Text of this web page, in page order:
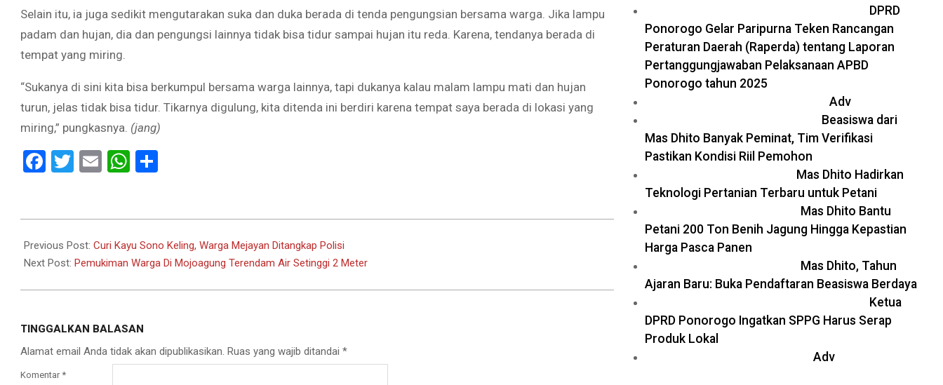
Selain itu, ia juga sedikit mengutarakan suka dan duka berada di tenda pengungsian bersama warga. Jika lampu
padam dan hujan, dia dan pengungsi lainnya tidak bisa tidur sampai hujan itu reda. Karena, tendanya berada di
tempat yang miring.
“Sukanya di sini kita bisa berkumpul bersama warga lainnya, tapi dukanya kalau malam lampu mati dan hujan
turun, jelas tidak bisa tidur. Tikarnya digulung, kita ditenda ini berdiri karena tempat saya berada di lokasi yang
miring,” pungkasnya. (jang)
Facebook
Twitter
EmailWhatsApp
02-
09
Previous Post: Curi Kayu Sono Keling, Warga Mejayan Ditangkap Polisi
Next Post: Pemukiman Warga Di Mojoagung Terendam Air Setinggi 2 Meter
TINGGALKAN BALASAN
Alamat email Anda tidak akan dipublikasikan. Ruas yang wajib ditandai *
Komentar *
DPRD
Ponorogo Gelar Paripurna Teken Rancangan
Peraturan Daerah (Raperda) tentang Laporan
Pertanggungjawaban Pelaksanaan APBD
Ponorogo tahun 2025
Adv
Beasiswa dari
Mas Dhito Banyak Peminat, Tim Verifikasi
Pastikan Kondisi Riil Pemohon
Mas Dhito Hadirkan
Teknologi Pertanian Terbaru untuk Petani
Mas Dhito Bantu
Petani 200 Ton Benih Jagung Hingga Kepastian
Harga Pasca Panen
Mas Dhito, Tahun
Ajaran Baru: Buka Pendaftaran Beasiswa Berdaya
Ketua
DPRD Ponorogo Ingatkan SPPG Harus Serap
Produk Lokal
Adv